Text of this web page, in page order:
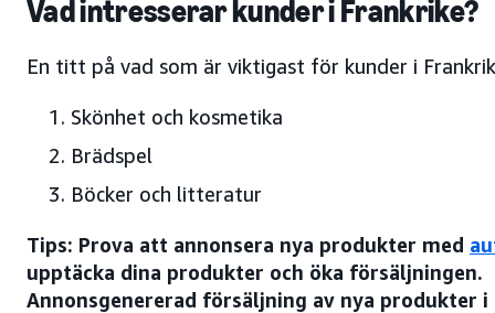
Vad intresserar kunder i Frankrike?
En titt på vad som är viktigast för kunder i
Skönhet och kosmetika
Brädspel
Böcker och litteratur
Tips: Prova att annonsera nya produkter med
upptäcka dina produkter och öka försäljningen.
Annonsgenererad försäljning av nya produkter